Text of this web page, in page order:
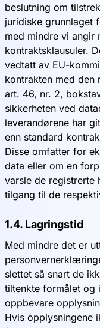
beslutning om
juridiske grunnlaget
med mindre vi angir
kontraktsklausuler.
vedtatt av EU-
kontrakten med den
art. 46, nr. 2,
sikkerheten ved
leverandørene har
enn standard
Disse omfatter for
data eller om en
varsle de registrerte
tilgang til de
1.4. Lagringstid
Med mindre det er
slettet så snart de
tiltenkte formålet og
oppbevare
Hvis opplysningene